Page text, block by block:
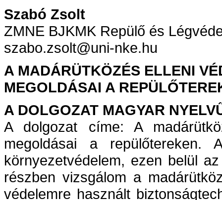
Szabó Zsolt
ZMNE BJKMK Repülő és
szabo.zsolt@uni-nke.hu
A MADÁRÜTKÖZÉS ELLENI
MEGOLDÁSAI A
A DOLGOZAT MAGYAR
A dolgozat címe: A
megoldásai a repülőtereken.
környezetvédelem, ezen belül
részben vizsgálom a
védelemre használt